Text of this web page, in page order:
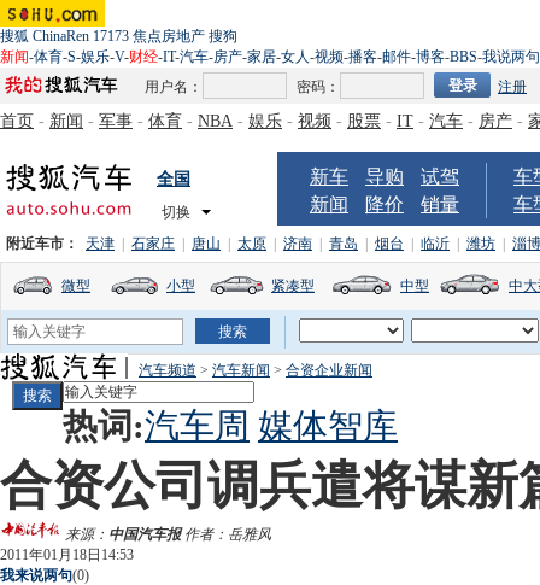
搜狐 ChinaRen 17173 焦点房地产 搜狗
新闻-体育-S-娱乐-V-财经-IT-汽车-房产-家居-女人-视频-播客-邮件-博客-BBS-我说两句
用户名：
密码： 注册
首页 - 新闻 - 军事 - 体育 - NBA - 娱乐 - 视频 - 股票 - IT - 汽车 - 房产 -
全国
切换
新车 导购
试驾
新闻
降价 销量
车
车
附近车市： 天津 石家庄 唐山 太原 济南 青岛 烟台 临沂 潍坊 淄博
微型 小型 紧凑型 中型 中
汽车频道 > 汽车新闻 > 合资企业新闻
热词:汽车周 媒体智库
合资公司调兵遣将谋新
来源： 中国汽车报作者：岳雅风
2011年01月18日14:53
我来说两句(0)